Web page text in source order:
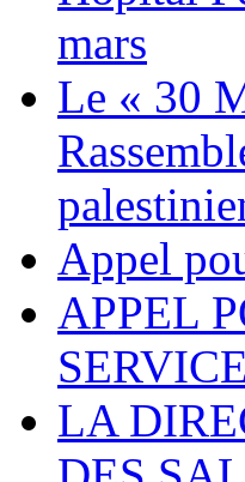
mars
Le « 30
Appel
APPEL
LA